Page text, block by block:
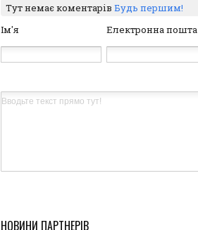
Тут немає коментарів Будь першим!
Ім'я
Електронна пошта
НОВИНИ ПАРТНЕРІВ